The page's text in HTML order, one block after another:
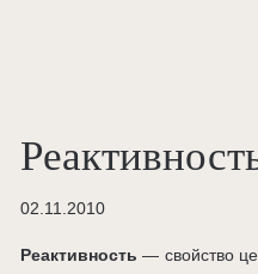
02.11.2010
Реактивность— свойство